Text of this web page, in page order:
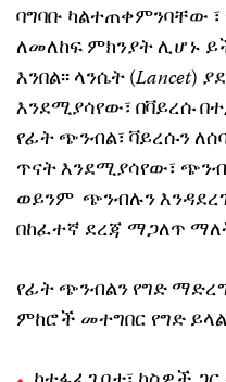
ባግባቡ ካልተጠቀምንባቸው
ለመለከፍ ምክንያት ሊሆኑ
እንበል፡፡ ላንሴት (Lancet)
እንደሚያሳየው፣ በቫይረሱ
የፊት ጭንብል፣ ቫይረሱን
ጥናት እንደሚያሳየው፣
ወይንም ጭንብሉን
በከፈተኛ ደረጃ ማጋለጥ
የፊት ጭንብልን የግድ
ምከሮች መተግበር የግድ